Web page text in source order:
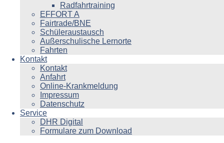
Radfahrtraining
EFFORT A
Fairtrade/BNE
Schüleraustausch
Außerschulische Lernorte
Fahrten
Kontakt
Kontakt
Anfahrt
Online-Krankmeldung
Impressum
Datenschutz
Service
DHR Digital
Formulare zum Download